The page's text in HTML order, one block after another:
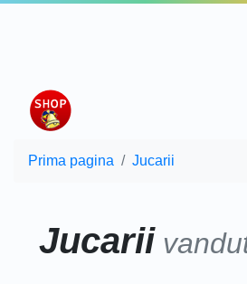
Prima pagina Jucarii
Jucarii